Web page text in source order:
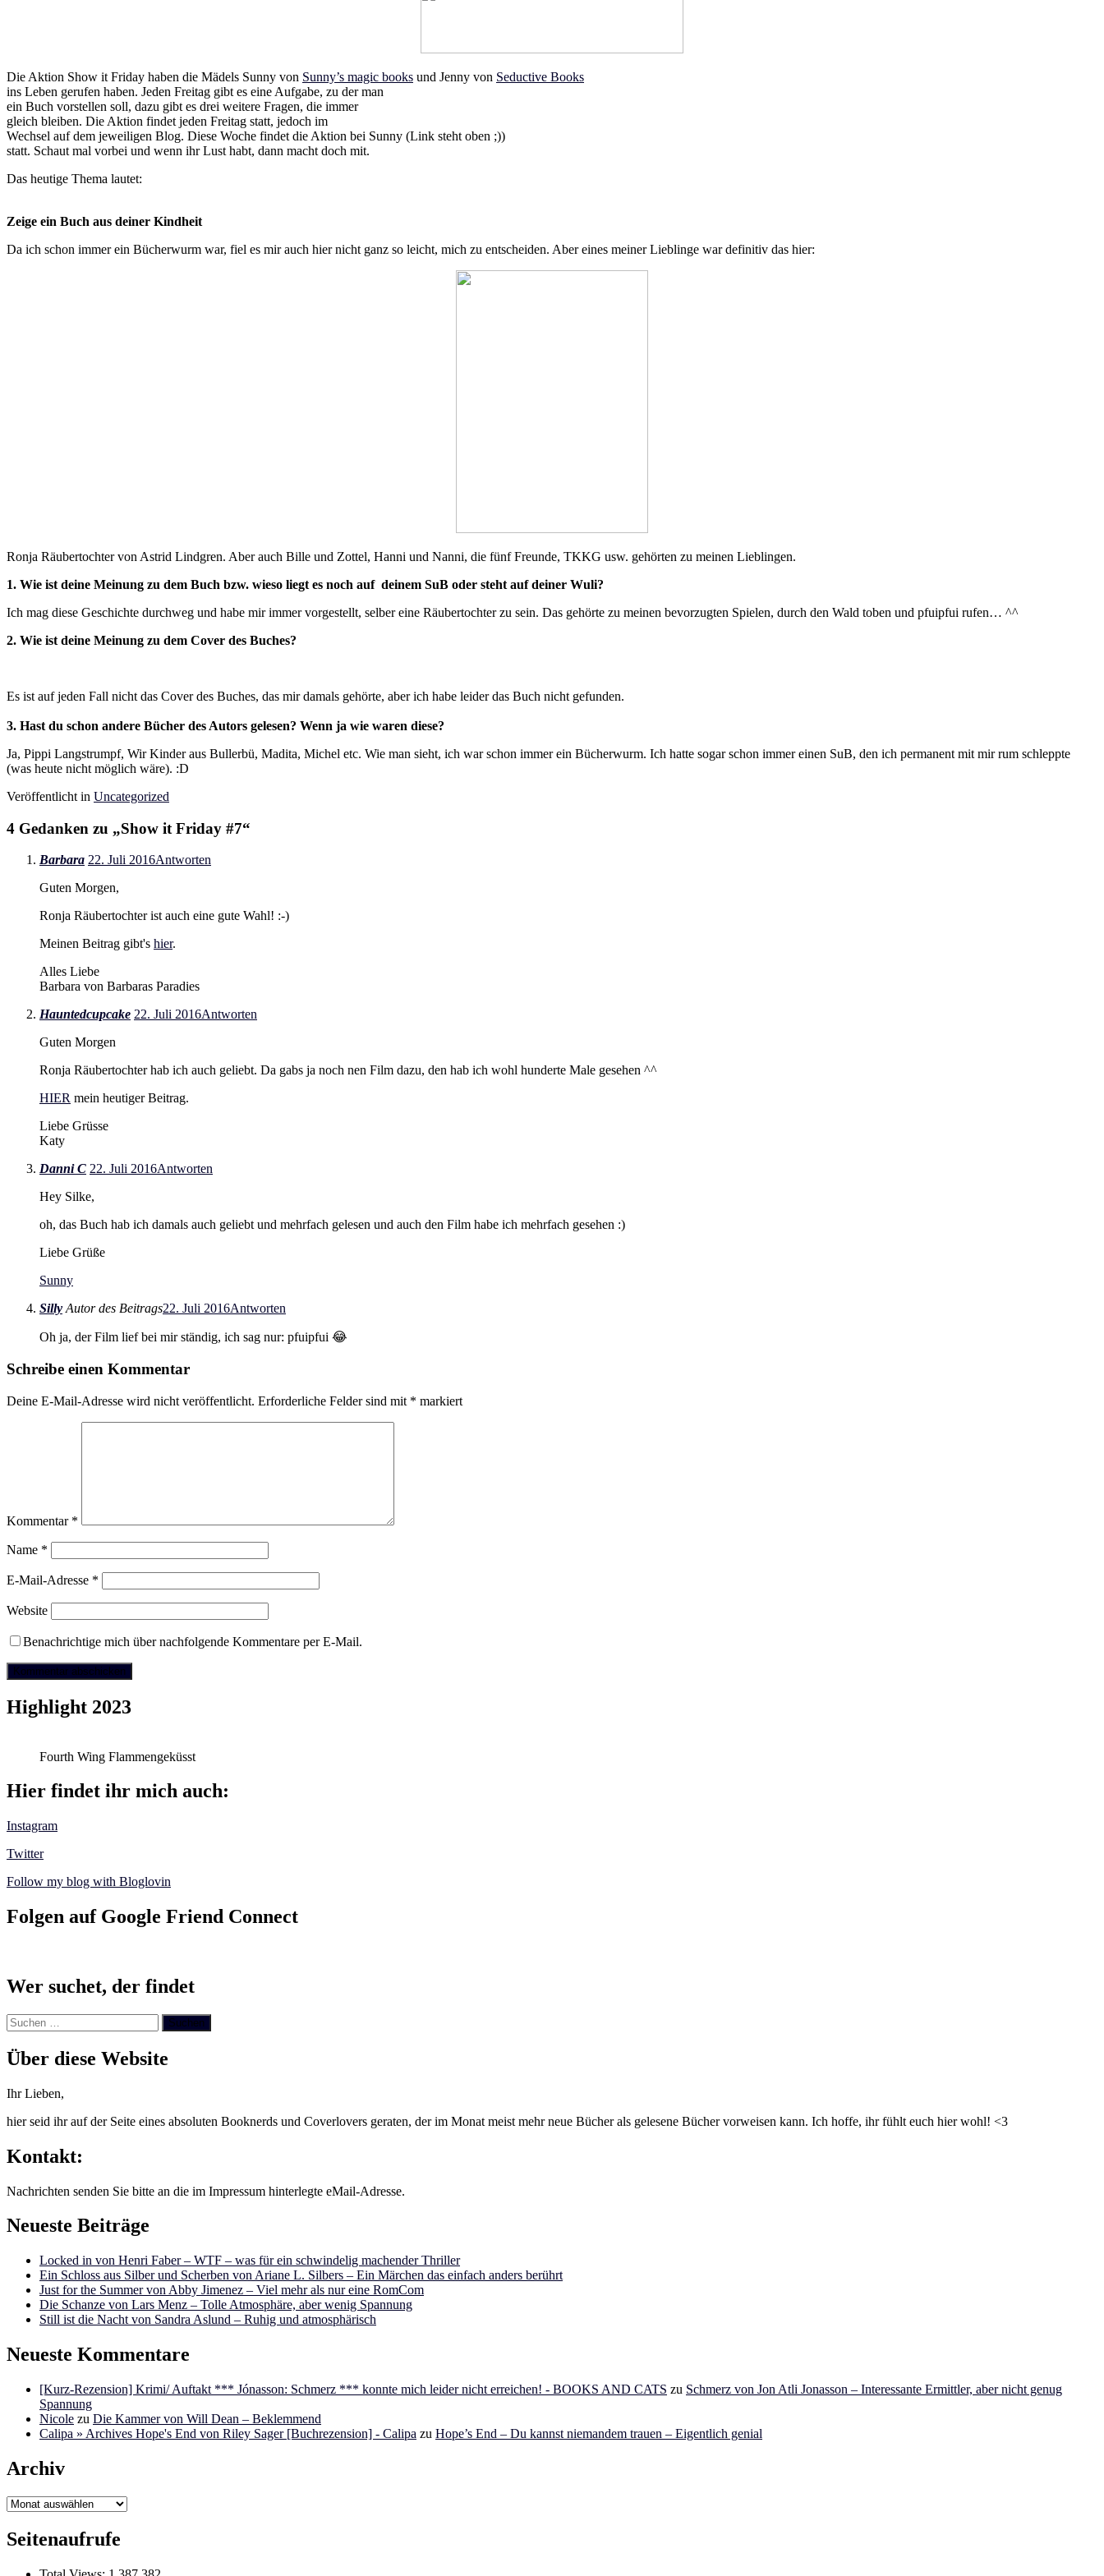
Die Aktion Show it Friday haben die Mädels Sunny von Sunny’s magic books und Jenny von Seductive Books
ins Leben gerufen haben. Jeden Freitag gibt es eine Aufgabe, zu der man
ein Buch vorstellen soll, dazu gibt es drei weitere Fragen, die immer
gleich bleiben. Die Aktion findet jeden Freitag statt, jedoch im
Wechsel auf dem jeweiligen Blog. Diese Woche findet die Aktion bei Sunny (Link steht oben ;))
statt. Schaut mal vorbei und wenn ihr Lust habt, dann macht doch mit.
Das heutige Thema lautet:
Zeige ein Buch aus deiner Kindheit
Da ich schon immer ein Bücherwurm war, fiel es mir auch hier nicht ganz so leicht, mich zu entscheiden. Aber eines meiner Lieblinge war definitiv das hier:
Ronja Räubertochter von Astrid Lindgren. Aber auch Bille und Zottel, Hanni und Nanni, die fünf Freunde, TKKG usw. gehörten zu meinen Lieblingen.
1. Wie ist deine Meinung zu dem Buch bzw. wieso liegt es noch auf deinem SuB oder steht auf deiner Wuli?
Ich mag diese Geschichte durchweg und habe mir immer vorgestellt, selber eine Räubertochter zu sein. Das gehörte zu meinen bevorzugten Spielen, durch den Wald toben und pfuipfui rufen… ^^
2. Wie ist deine Meinung zu dem Cover des Buches?
Es ist auf jeden Fall nicht das Cover des Buches, das mir damals gehörte, aber ich habe leider das Buch nicht gefunden.
3. Hast du schon andere Bücher des Autors gelesen? Wenn ja wie waren diese?
Ja, Pippi Langstrumpf, Wir Kinder aus Bullerbü, Madita, Michel etc. Wie man sieht, ich war schon immer ein Bücherwurm. Ich hatte sogar schon immer einen SuB, den ich permanent mit mir rum schleppte
(was heute nicht möglich wäre). :D
Veröffentlicht in Uncategorized
4 Gedanken zu „Show it Friday #7“
Barbara 22. Juli 2016Antworten
Guten Morgen,
Ronja Räubertochter ist auch eine gute Wahl! :-)
Meinen Beitrag gibt's hier.
Alles Liebe
Barbara von Barbaras Paradies
Hauntedcupcake 22. Juli 2016Antworten
Guten Morgen
Ronja Räubertochter hab ich auch geliebt. Da gabs ja noch nen Film dazu, den hab ich wohl hunderte Male gesehen ^^
HIER mein heutiger Beitrag.
Liebe Grüsse
Katy
Danni C 22. Juli 2016Antworten
Hey Silke,
oh, das Buch hab ich damals auch geliebt und mehrfach gelesen und auch den Film habe ich mehrfach gesehen :)
Liebe Grüße
Sunny
Silly Autor des Beitrags22. Juli 2016Antworten
Oh ja, der Film lief bei mir ständig, ich sag nur: pfuipfui 😂
Schreibe einen Kommentar
Deine E-Mail-Adresse wird nicht veröffentlicht. Erforderliche Felder sind mit * markiert
Kommentar *
Name *
E-Mail-Adresse *
Website
Benachrichtige mich über nachfolgende Kommentare per E-Mail.
Highlight 2023
Fourth Wing Flammengeküsst
Hier findet ihr mich auch:
Instagram
Twitter
Follow my blog with Bloglovin
Folgen auf Google Friend Connect
Wer suchet, der findet
Suchen
nach:
Über diese Website
Ihr Lieben,
hier seid ihr auf der Seite eines absoluten Booknerds und Coverlovers geraten, der im Monat meist mehr neue Bücher als gelesene Bücher vorweisen kann. Ich hoffe, ihr fühlt euch hier wohl! <3
Kontakt:
Nachrichten senden Sie bitte an die im Impressum hinterlegte eMail-Adresse.
Neueste Beiträge
Locked in von Henri Faber – WTF – was für ein schwindelig machender Thriller
Ein Schloss aus Silber und Scherben von Ariane L. Silbers – Ein Märchen das einfach anders berührt
Just for the Summer von Abby Jimenez – Viel mehr als nur eine RomCom
Die Schanze von Lars Menz – Tolle Atmosphäre, aber wenig Spannung
Still ist die Nacht von Sandra Aslund – Ruhig und atmosphärisch
Neueste Kommentare
[Kurz-Rezension] Krimi/ Auftakt *** Jónasson: Schmerz *** konnte mich leider nicht erreichen! - BOOKS AND CATS zu Schmerz von Jon Atli Jonasson – Interessante Ermittler, aber nicht genug
Spannung
Nicole zu Die Kammer von Will Dean – Beklemmend
Calipa » Archives Hope's End von Riley Sager [Buchrezension] - Calipa zu Hope’s End – Du kannst niemandem trauen – Eigentlich genial
Archiv
Archiv
Seitenaufrufe